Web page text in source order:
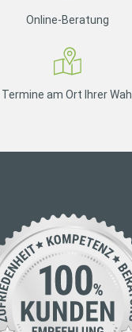
Online-Beratung
Termine am Ort Ihrer Wahl